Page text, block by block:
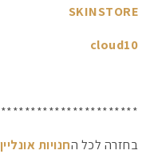
SKINSTORE
cloud10
בחזרה לכל החנויות